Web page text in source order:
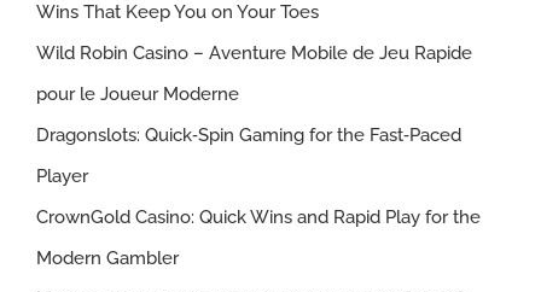
Wins That Keep You on Your Toes
Wild Robin Casino – Aventure Mobile de Jeu Rapide
pour le Joueur Moderne
Dragonslots: Quick‑Spin Gaming for the Fast‑Paced
Player
CrownGold Casino: Quick Wins and Rapid Play for the
Modern Gambler